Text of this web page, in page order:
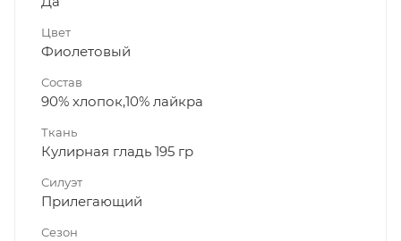
Цвет
Фиолетовый
Состав
90% хлопок,10% лайкра
Ткань
Кулирная гладь 195 гр
Силуэт
Прилегающий
Сезон